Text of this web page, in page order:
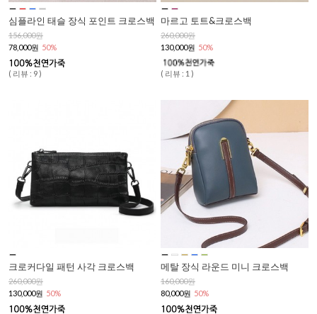
심플라인 태슬 장식 포인트 크로스백
156,000원
78,000원 50%
( 리뷰 : 9 )
마르고 토트&크로스백
260,000원
130,000원 50%
( 리뷰 : 1 )
크로커다일 패턴 사각 크로스백
260,000원
130,000원 50%
메탈 장식 라운드 미니 크로스백
160,000원
80,000원 50%